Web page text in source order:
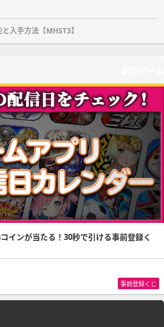
入手方法【MHST3】
インが当たる！30秒で引ける事前登録く
事前登録くじ